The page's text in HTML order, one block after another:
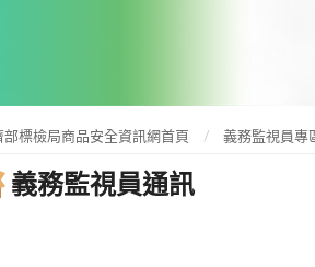
部標檢局商品安全資訊網首頁 義務監視員專
義務監視員通訊